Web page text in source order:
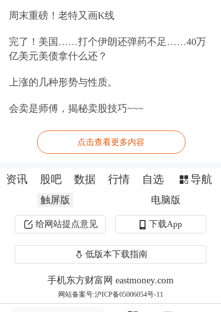
周老铺即将涨价的消息在网络传开，加
之近期黄金价格不断突破高点，吸引了
大批此前观望的消费者。
不同于多数品牌金饰按照实时金价调整
每日售价的模式，老铺黄金
该品牌销售人员介绍，本次价格调涨距
已超过10%。
“本来说金价稳定在580元/克以上就调
价的，这还没等新价格落定，金价已经
在590元/克以上了。”她说。
“今年7月在黄金品牌店买入了20克投资
金条，单克价格600元，目前该品牌投
周末重磅！老特又画K线
完了！美国……打个伊朗还弹药不足……40万
亿美元美债拿什么还？
上涨的几种形势与性质。
会卖是师傅，揭秘卖股技巧~~~
点击查看更多内容
资讯 股吧 数据 行情 自选 导航
触屏版 电脑版
给网站提点意见 下载App
低版本下载指南
手机东方财富网 eastmoney.com
网站备案号:沪ICP备05006054号-11